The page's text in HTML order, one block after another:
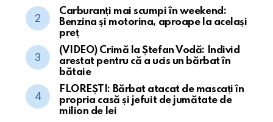
Carburanți mai scumpi în weekend:
Benzina și motorina, aproape la același
preț
(VIDEO) Crimă la Ștefan Vodă: Individ
arestat pentru că a ucis un bărbat în
bătaie
FLOREȘTI: Bărbat atacat de mascați în
propria casă și jefuit de jumătate de
milion de lei